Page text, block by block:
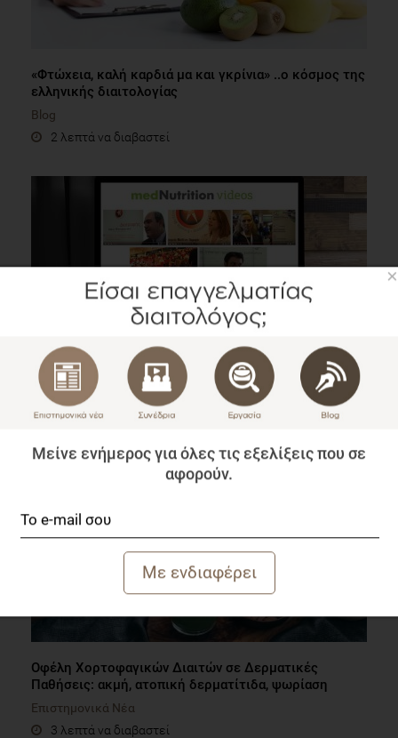
«Φτώχεια, καλή καρδιά μα και γκρίνια» ..ο κόσμος της
ελληνικής διαιτολογίας
Blog
2 λεπτά να διαβαστεί
Τα πιο δημοφιλή video του medNutrition για το 2015!
Blog
Οφέλη Χορτοφαγικών Διαιτών σε Δερματικές
Παθήσεις: ακμή, ατοπική δερματίτιδα, ψωρίαση
Επιστημονικά Νέα
3 λεπτά να διαβαστεί
×
Μείνε ενήμερος για όλες τις εξελίξεις που σε
αφορούν.